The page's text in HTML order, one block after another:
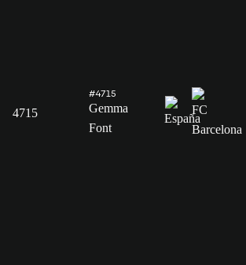
4715
#4715
Gemma
Font